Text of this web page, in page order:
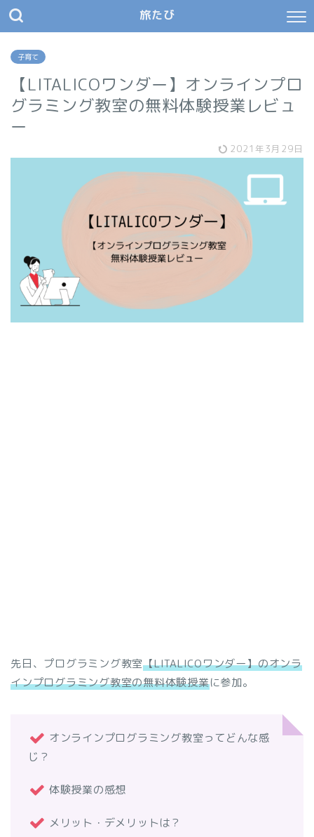
旅たび
子育て
【LITALICOワンダー】オンラインプロ
グラミング教室の無料体験授業レビュ
ー
2021年3月29日
先日、プログラミング教室【LITALICOワンダー】のオンラ
インプログラミング教室の無料体験授業に参加。
オンラインプログラミング教室ってどんな感
じ？
体験授業の感想
メリット・デメリットは？